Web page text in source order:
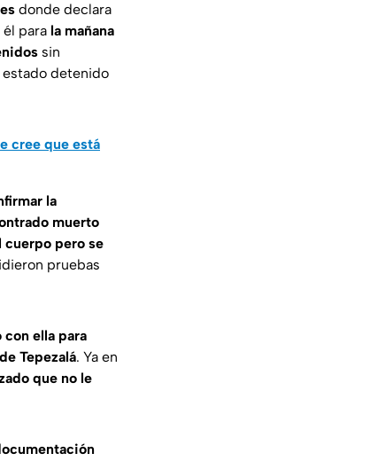
donde declara
para la mañana
sin
estado detenido
cree que está
la
muerto
pero se
pruebas
ella para
Tepezalá. Ya en
que no le